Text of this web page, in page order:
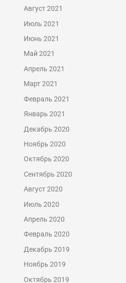
Август 2021
Июль 2021
Июнь 2021
Май 2021
Апрель 2021
Март 2021
Февраль 2021
Январь 2021
Декабрь 2020
Ноябрь 2020
Октябрь 2020
Сентябрь 2020
Август 2020
Июль 2020
Апрель 2020
Февраль 2020
Декабрь 2019
Ноябрь 2019
Октябрь 2019